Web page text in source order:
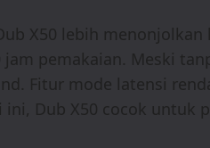
X50 lebih
pemakaian. Meski
Fitur mode latensi
Dub X50 cocok untuk